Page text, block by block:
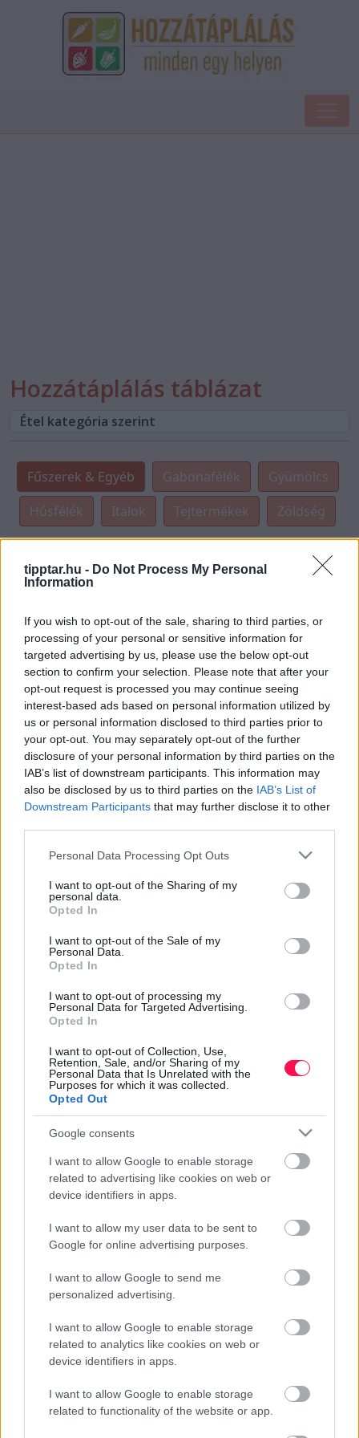
tipptar.hu - Do Not Process My Personal
Information
If you wish to opt-out of the sale, sharing to third parties, or
processing of your personal or sensitive information for
targeted advertising by us, please use the below opt-out
section to confirm your selection. Please note that after your
opt-out request is processed you may continue seeing
interest-based ads based on personal information utilized by
us or personal information disclosed to third parties prior to
your opt-out. You may separately opt-out of the further
disclosure of your personal information by third parties on the
IAB’s list of downstream participants. This information may
also be disclosed by us to third parties on the IAB’s List of
Downstream Participants that may further disclose it to other
Please note that this website/app uses one or more Google
not limited to your visit or usage behaviour. You may click to
grant or deny consent to Google and its third-party tags to
use your data for below specified purposes in below Google
consent section.
Personal Data Processing Opt Outs
I want to opt-out of the Sharing of my
personal data.
Opted In
I want to opt-out of the Sale of my
Personal Data.
Opted In
I want to opt-out of processing my
Personal Data for Targeted Advertising.
Opted In
I want to opt-out of Collection, Use,
Retention, Sale, and/or Sharing of my
Personal Data that Is Unrelated with the
Purposes for which it was collected.
Opted Out
Google consents
I want to allow Google to enable storage
related to advertising like cookies on web or
device identifiers in apps.
I want to allow my user data to be sent to
Google for online advertising purposes.
I want to allow Google to send me
personalized advertising.
I want to allow Google to enable storage
related to analytics like cookies on web or
device identifiers in apps.
I want to allow Google to enable storage
related to functionality of the website or app.
Hozzátáplálás táblázat
Fűszerek & Egyéb Gabonafélék
Gyümölcs
Húsfélék
Italok Tejtermékek Zöldség
Bazsalikom
Kis mennyiségben, ízesítőként használhatjuk.
8 -9 hónapos kortól
Borsikafű
Kis mennyiségben, ízesítőként használhatjuk.
8 -9 hónapos kortól
Borsmenta
Kis mennyiségben, ízesítőként használhatjuk.
8 -9 hónapos kortól
Citromfű
Kis mennyiségben, ízesítőként használhatjuk.
Az étolajból 1 kávéskanálnyit adjunk 1 deciliter
főzelékhez
7 hónapos kortól
Kakaópor
natúr kakaóport válasszuk és semmiképp ne adjuk
lefekvés előtt.
12 hónapos kortól
Kakukkfű
Kis mennyiségben, ízesítőként használhatjuk.
8 -9 hónapos kortól
Kapor
7 hónapos kortól
Lestyán
Kis mennyiségben, ízesítőként használhatjuk.
8 -9 hónapos kortól
12 hónapos kortól
12 hónapos kortól
Metélőhagyma
7 hónapos kortól
Méz